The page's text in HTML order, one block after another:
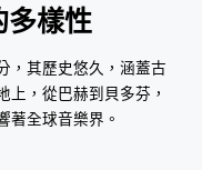
多樣性
，其歷史悠久，涵蓋古
上，從巴赫到貝多芬，
著全球音樂界。